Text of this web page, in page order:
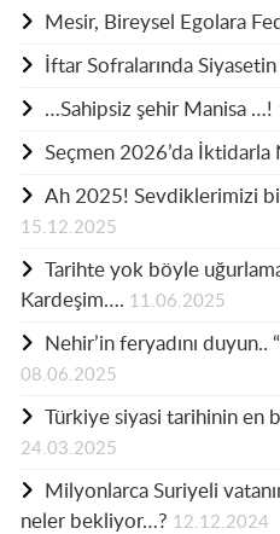
Mesir, Bireysel Egolara
İftar Sofralarında
…Sahipsiz şehir Manisa …!
Seçmen 2026’da İktidarla
Ah 2025! Sevdiklerimizi
15.12.2025
Tarihte yok böyle
Kardeşim…. 11.06.2025
Nehir’in feryadını
08.06.2025
Türkiye siyasi tarihinin en
24.03.2025
Milyonlarca Suriyeli
neler bekliyor…? 12.12.2024